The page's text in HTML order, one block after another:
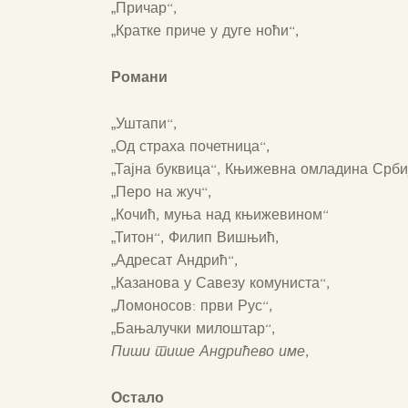
„Причар“,
„Кратке приче у дуге ноћи“,
Романи
„Уштапи“,
„Од страха почетница“,
„Тајна буквица“, Књижевна омладина
„Перо на жуч“,
„Кочић, муња над књижевином“
„Титон“, Филип Вишњић,
„Адресат Андрић“,
„Казанова у Савезу комуниста“,
„Ломоносов: први Рус“,
„Бањалучки милоштар“,
Пиши тише Андрићево име,
Остало